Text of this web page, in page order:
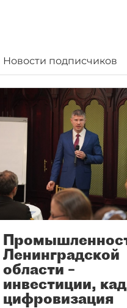
Новости подписчиков
Ленинградской
области –
инвестиции,
цифровизация